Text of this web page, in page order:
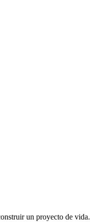
un proyecto de vida.